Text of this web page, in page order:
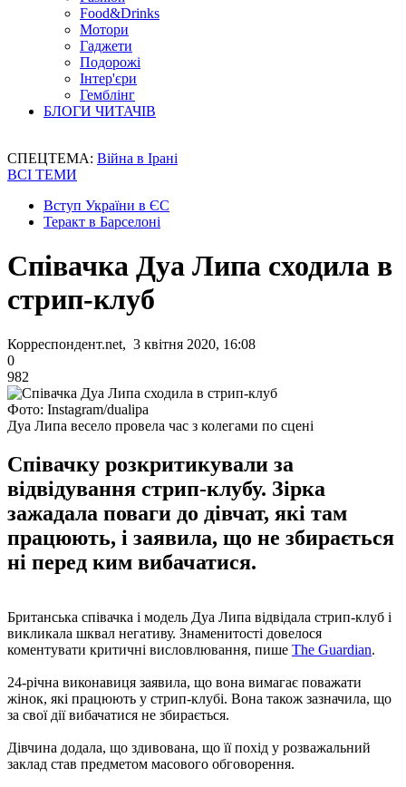
Food&Drinks
Мотори
Гаджети
Подорожі
Інтер'єри
Гемблінг
БЛОГИ ЧИТАЧІВ
СПЕЦТЕМА: Війна в Ірані
ВСІ ТЕМИ
Вступ України в ЄС
Теракт в Барселоні
Співачка Дуа Липа сходила в
стрип-клуб
Корреспондент.net, 3 квітня 2020, 16:08
0
982
Фото: Instagram/dualipa
Дуа Липа весело провела час з колегами по сцені
Співачку розкритикували за
відвідування стрип-клубу. Зірка
зажадала поваги до дівчат, які там
працюють, і заявила, що не збирається
ні перед ким вибачатися.
Британська співачка і модель Дуа Липа відвідала стрип-клуб і
викликала шквал негативу. Знаменитості довелося
коментувати критичні висловлювання, пише The Guardian.
24-річна виконавиця заявила, що вона вимагає поважати
жінок, які працюють у стрип-клубі. Вона також зазначила, що
за свої дії вибачатися не збирається.
Дівчина додала, що здивована, що її похід у розважальний
заклад став предметом масового обговорення.